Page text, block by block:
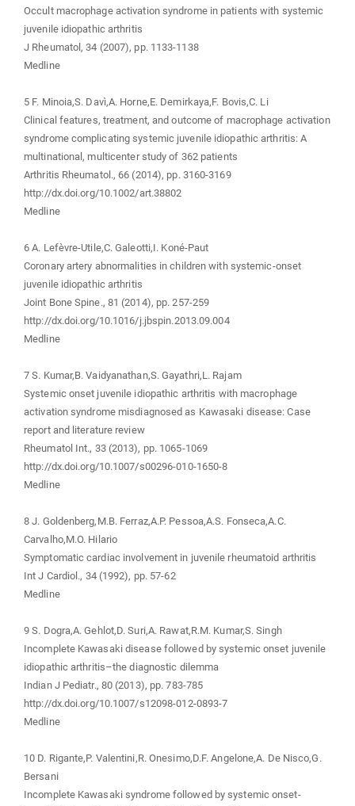
Occult macrophage activation syndrome in patients with systemic
juvenile idiopathic arthritis
J Rheumatol, 34 (2007), pp. 1133-1138
Medline
5 F. Minoia,S. Davì,A. Horne,E. Demirkaya,F. Bovis,C. Li
Clinical features, treatment, and outcome of macrophage activation
syndrome complicating systemic juvenile idiopathic arthritis: A
multinational, multicenter study of 362 patients
Arthritis Rheumatol., 66 (2014), pp. 3160-3169
http://dx.doi.org/10.1002/art.38802
Medline
6 A. Lefèvre-Utile,C. Galeotti,I. Koné-Paut
Coronary artery abnormalities in children with systemic-onset
juvenile idiopathic arthritis
Joint Bone Spine., 81 (2014), pp. 257-259
http://dx.doi.org/10.1016/j.jbspin.2013.09.004
Medline
7 S. Kumar,B. Vaidyanathan,S. Gayathri,L. Rajam
Systemic onset juvenile idiopathic arthritis with macrophage
activation syndrome misdiagnosed as Kawasaki disease: Case
report and literature review
Rheumatol Int., 33 (2013), pp. 1065-1069
http://dx.doi.org/10.1007/s00296-010-1650-8
Medline
8 J. Goldenberg,M.B. Ferraz,A.P. Pessoa,A.S. Fonseca,A.C.
Carvalho,M.O. Hilario
Symptomatic cardiac involvement in juvenile rheumatoid arthritis
Int J Cardiol., 34 (1992), pp. 57-62
Medline
9 S. Dogra,A. Gehlot,D. Suri,A. Rawat,R.M. Kumar,S. Singh
Incomplete Kawasaki disease followed by systemic onset juvenile
idiopathic arthritis–the diagnostic dilemma
Indian J Pediatr., 80 (2013), pp. 783-785
http://dx.doi.org/10.1007/s12098-012-0893-7
Medline
10 D. Rigante,P. Valentini,R. Onesimo,D.F. Angelone,A. De Nisco,G.
Bersani
Incomplete Kawasaki syndrome followed by systemic onset-